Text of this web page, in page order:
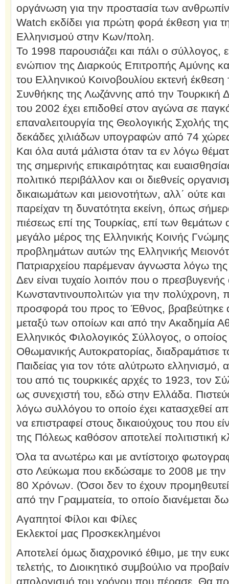
οργάνωση για την προστασία των
Watch εκδίδει για πρώτη φορά έκθεση για
Ελληνισμού στην Κων/πολη.
Το 1998 παρουσιάζει και πάλι ο σύλλογος,
ενώπιον της Διαρκούς Επιτροπής Αμύνης
του Ελληνικού Κοινοβουλίου εκτενή
Συνθήκης της Λωζάννης από την Τουρκική
του 2002 έχει επιδοθεί στον αγώνα σε
επαναλειτουργία της Θεολογικής Σχολής
δεκάδες χιλιάδων υπογραφών από 74
Και όλα αυτά μάλιστα όταν τα εν λόγω
της σημερινής επικαιρότητας και
πολιτικό περιβάλλον και οι διεθνείς
δικαιωμάτων και μειονοτήτων, αλλ΄ ούτε
παρείχαν τη δυνατότητα εκείνη, όπως
πιέσεως επί της Τουρκίας, επί των
μεγάλο μέρος της Ελληνικής Κοινής
προβλημάτων αυτών της Ελληνικής
Πατριαρχείου παρέμεναν άγνωστα λόγω
Δεν είναι τυχαίο λοιπόν που ο
Κωνσταντινουπολιτών για την πολύχρονη,
προσφορά του προς το Έθνος, βραβεύτηκε
μεταξύ των οποίων και από την Ακαδημία
Ελληνικός Φιλολογικός Σύλλογος, ο οποίος
Οθωμανικής Αυτοκρατορίας, διαδραμάτισε
Παιδείας για τον τότε αλύτρωτο ελληνισμό,
του από τις τουρκικές αρχές το 1923, τον
ως συνεχιστή του, εδώ στην Ελλάδα.
λόγω συλλόγου το οποίο έχει κατασχεθεί
να επιστραφεί στους δικαιούχους του που
της Πόλεως καθόσον αποτελεί πολιτιστική
Όλα τα ανωτέρω και με αντίστοιχο
στο Λεύκωμα που εκδώσαμε το 2008 με την
80 Χρόνων. (Όσοι δεν το έχουν
από την Γραμματεία, το οποίο διανέμεται
Αγαπητοί Φίλοι και Φίλες
Εκλεκτοί μας Προσκεκλημένοι
Αποτελεί όμως διαχρονικό έθιμο, με την
τελετής, το Διοικητικό συμβούλιο να
απολογισμό του χρόνου που πέρασε. Θα